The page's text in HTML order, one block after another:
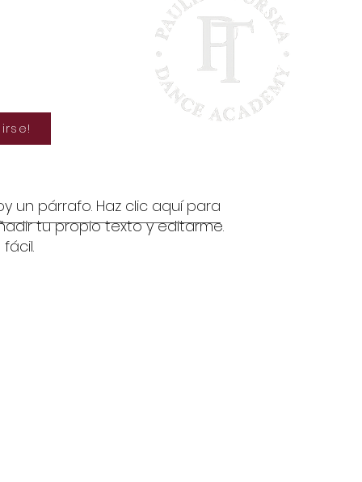
un párrafo. Haz clic aquí para
tu propio texto y editarme.
fácil.